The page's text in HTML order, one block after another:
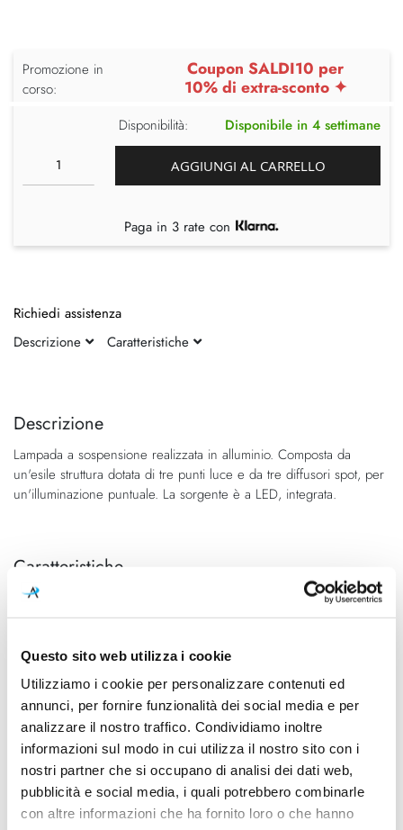
Questo sito web utilizza i cookie
Utilizziamo i cookie per personalizzare contenuti ed
annunci, per fornire funzionalità dei social media e per
analizzare il nostro traffico. Condividiamo inoltre
informazioni sul modo in cui utilizza il nostro sito con i
nostri partner che si occupano di analisi dei dati web,
pubblicità e social media, i quali potrebbero combinarle
con altre informazioni che ha fornito loro o che hanno
fine
galleria
di
immagini
della
di
immagini
Descrizione
Lampada a sospensione realizzata in alluminio. Composta da
un'esile struttura dotata di tre punti luce e da tre diffusori spot, per
un'illuminazione puntuale. La sorgente è a LED, integrata.
Caratteristiche
Cod.Art.
DAB LNN 51
2700K
Dimensioni
1300mm ( Spot 40 Ø 45mm x
80mm) - H 420mm (H cavo
2000mm)
Sorgente luminosa
Led integrato
Potenza e attacco
3x 5W - 2700K - 3x 400Lm -
CRI90 - 110-240V
Dimmerazione
On/Off
Promozione in
corso:
Coupon SALDI10 per
10% di extra-sconto ✦
Disponibilità: Disponibile in 4 settimane
AGGIUNGI AL CARRELLO
Paga in 3 rate con
Richiedi assistenza
Descrizione
Caratteristiche